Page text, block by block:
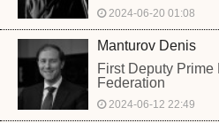
2024-06-20 01:08
Manturov Denis
First Deputy
Federation
2024-06-12 22:49